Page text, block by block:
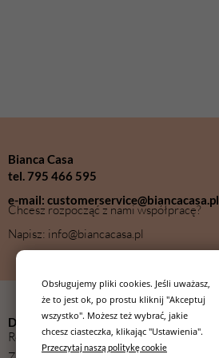
Bianca Casa
tel. 795 466 595
e-mail: customerservice@biancacasa.pl
Chcesz rozpocząć z nami współpracę?
Napisz: info@biancacasa.pl
Dla kupującego
Regulamin
Obsługujemy pliki cookies. Jeśli uważasz,
że to jest ok, po prostu kliknij "Akceptuj
wszystko". Możesz też wybrać, jakie
chcesz ciasteczka, klikając "Ustawienia".
Przeczytaj naszą politykę cookie